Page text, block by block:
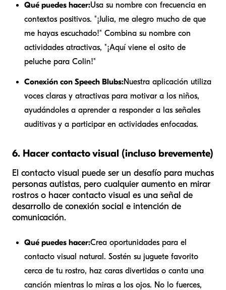
Qué puedes hacer:Usa su nombre con frecuencia en
contextos positivos. "¡Julia, me alegro mucho de que
me hayas escuchado!" Combina su nombre con
actividades atractivas, "¡Aquí viene el osito de
peluche para Colin!"
Conexión con Speech Blubs:Nuestra aplicación utiliza
voces claras y atractivas para motivar a los niños,
ayudándoles a aprender a responder a las señales
auditivas y a participar en actividades enfocadas.
6. Hacer contacto visual (incluso brevemente)
El contacto visual puede ser un desafío para muchas
personas autistas, pero cualquier aumento en mirar
rostros o hacer contacto visual es una señal de
desarrollo de conexión social e intención de
comunicación.
Qué puedes hacer:Crea oportunidades para el
contacto visual natural. Sostén su juguete favorito
cerca de tu rostro, haz caras divertidas o canta una
canción mientras lo miras a los ojos. No lo fuerces,